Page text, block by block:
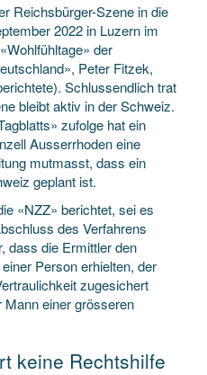
Reichsbürger-Szene in die
2022 in Luzern im
der
Peter Fitzek,
Schlussendlich trat
bleibt aktiv in der Schweiz.
zufolge hat ein
Ausserrhoden eine
mutmasst, dass ein
geplant ist.
«NZZ» berichtet, sei es
des Verfahrens
dass die Ermittler den
Person erhielten, der
zugesichert
einer grösseren
keine Rechtshilfe